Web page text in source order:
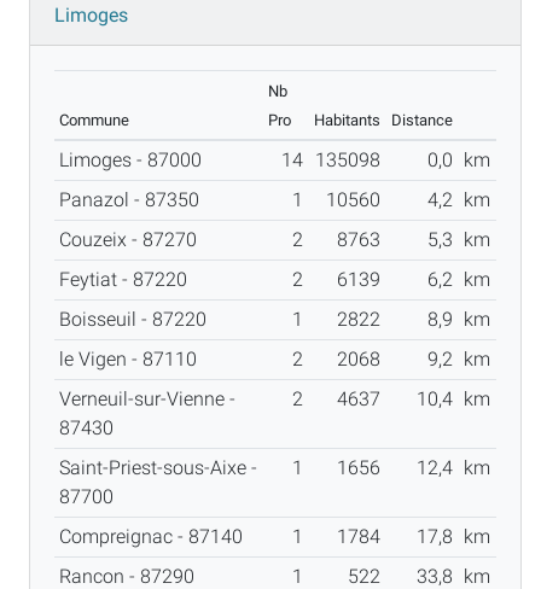
Limoges
Commune
Nb
Pro
Habitants Distance
Limoges - 87000 14 135098 0,0
km
Panazol - 87350
1 10560 4,2 km
Couzeix - 87270
2 8763 5,3
km
Feytiat - 87220
2 6139 6,2 km
Boisseuil - 87220
1 2822 8,9
km
le Vigen - 87110
2 2068 9,2 km
Verneuil-sur-Vienne -
87430
2 4637 10,4 km
Saint-Priest-sous-Aixe -
87700
1 1656 12,4 km
Compreignac - 87140 1 1784 17,8
km
Rancon - 87290
1 522 33,8 km